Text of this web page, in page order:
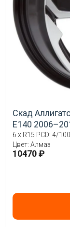
Скад
E140
6 x R15 PCD: 4/
Цвет: Алмаз
10470 ₽